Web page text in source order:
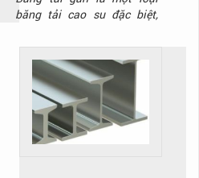
băng tải cao su đặc biệt,
(gân) trên bề mặt. Các gân
này có thể có nhiều hình
dạng khác nhau, như hình
chữ V, chữ T, hoặc gai, được
đúc liền với thân băng tải.
Mục đích chính của những
gân này là tạo ra ma sát...